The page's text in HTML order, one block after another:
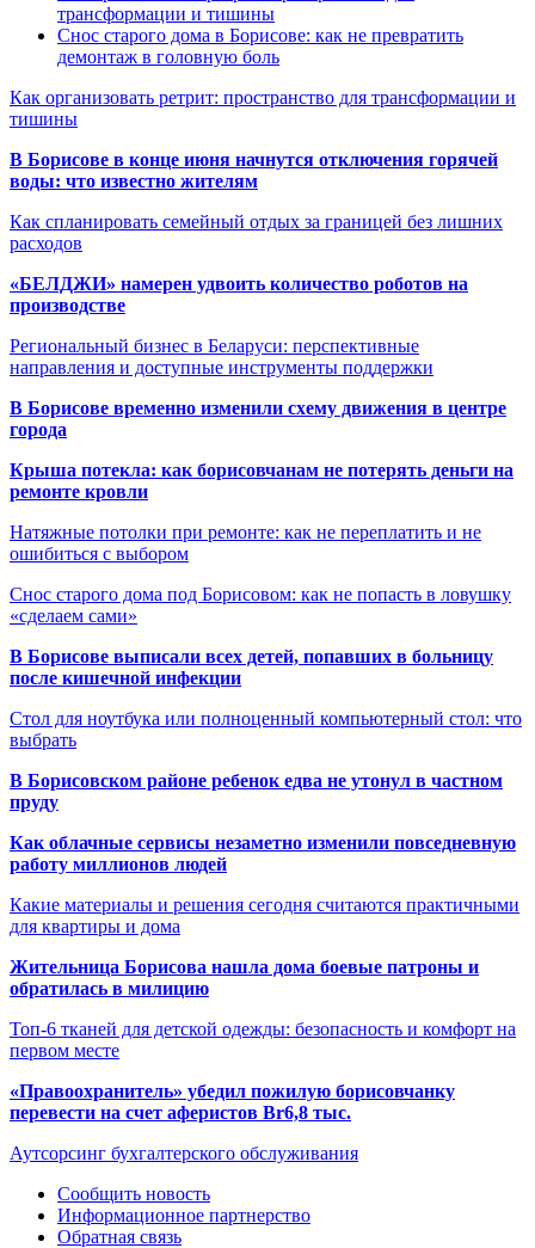
трансформации и тишины
Снос старого дома в Борисове: как не превратить
демонтаж в головную боль
Как организовать ретрит: пространство для трансформации и
тишины
В Борисове в конце июня начнутся отключения горячей
воды: что известно жителям
Как спланировать семейный отдых за границей без лишних
расходов
«БЕЛДЖИ» намерен удвоить количество роботов на
производстве
Региональный бизнес в Беларуси: перспективные
направления и доступные инструменты поддержки
В Борисове временно изменили схему движения в центре
города
Крыша потекла: как борисовчанам не потерять деньги на
ремонте кровли
Натяжные потолки при ремонте: как не переплатить и не
ошибиться с выбором
Снос старого дома под Борисовом: как не попасть в ловушку
«сделаем сами»
В Борисове выписали всех детей, попавших в больницу
после кишечной инфекции
Стол для ноутбука или полноценный компьютерный стол: что
выбрать
В Борисовском районе ребенок едва не утонул в частном
пруду
Как облачные сервисы незаметно изменили повседневную
работу миллионов людей
Какие материалы и решения сегодня считаются практичными
для квартиры и дома
Жительница Борисова нашла дома боевые патроны и
обратилась в милицию
Топ-6 тканей для детской одежды: безопасность и комфорт на
первом месте
«Правоохранитель» убедил пожилую борисовчанку
перевести на счет аферистов Br6,8 тыс.
Аутсорсинг бухгалтерского обслуживания
Сообщить новость
Информационное партнерство
Обратная связь